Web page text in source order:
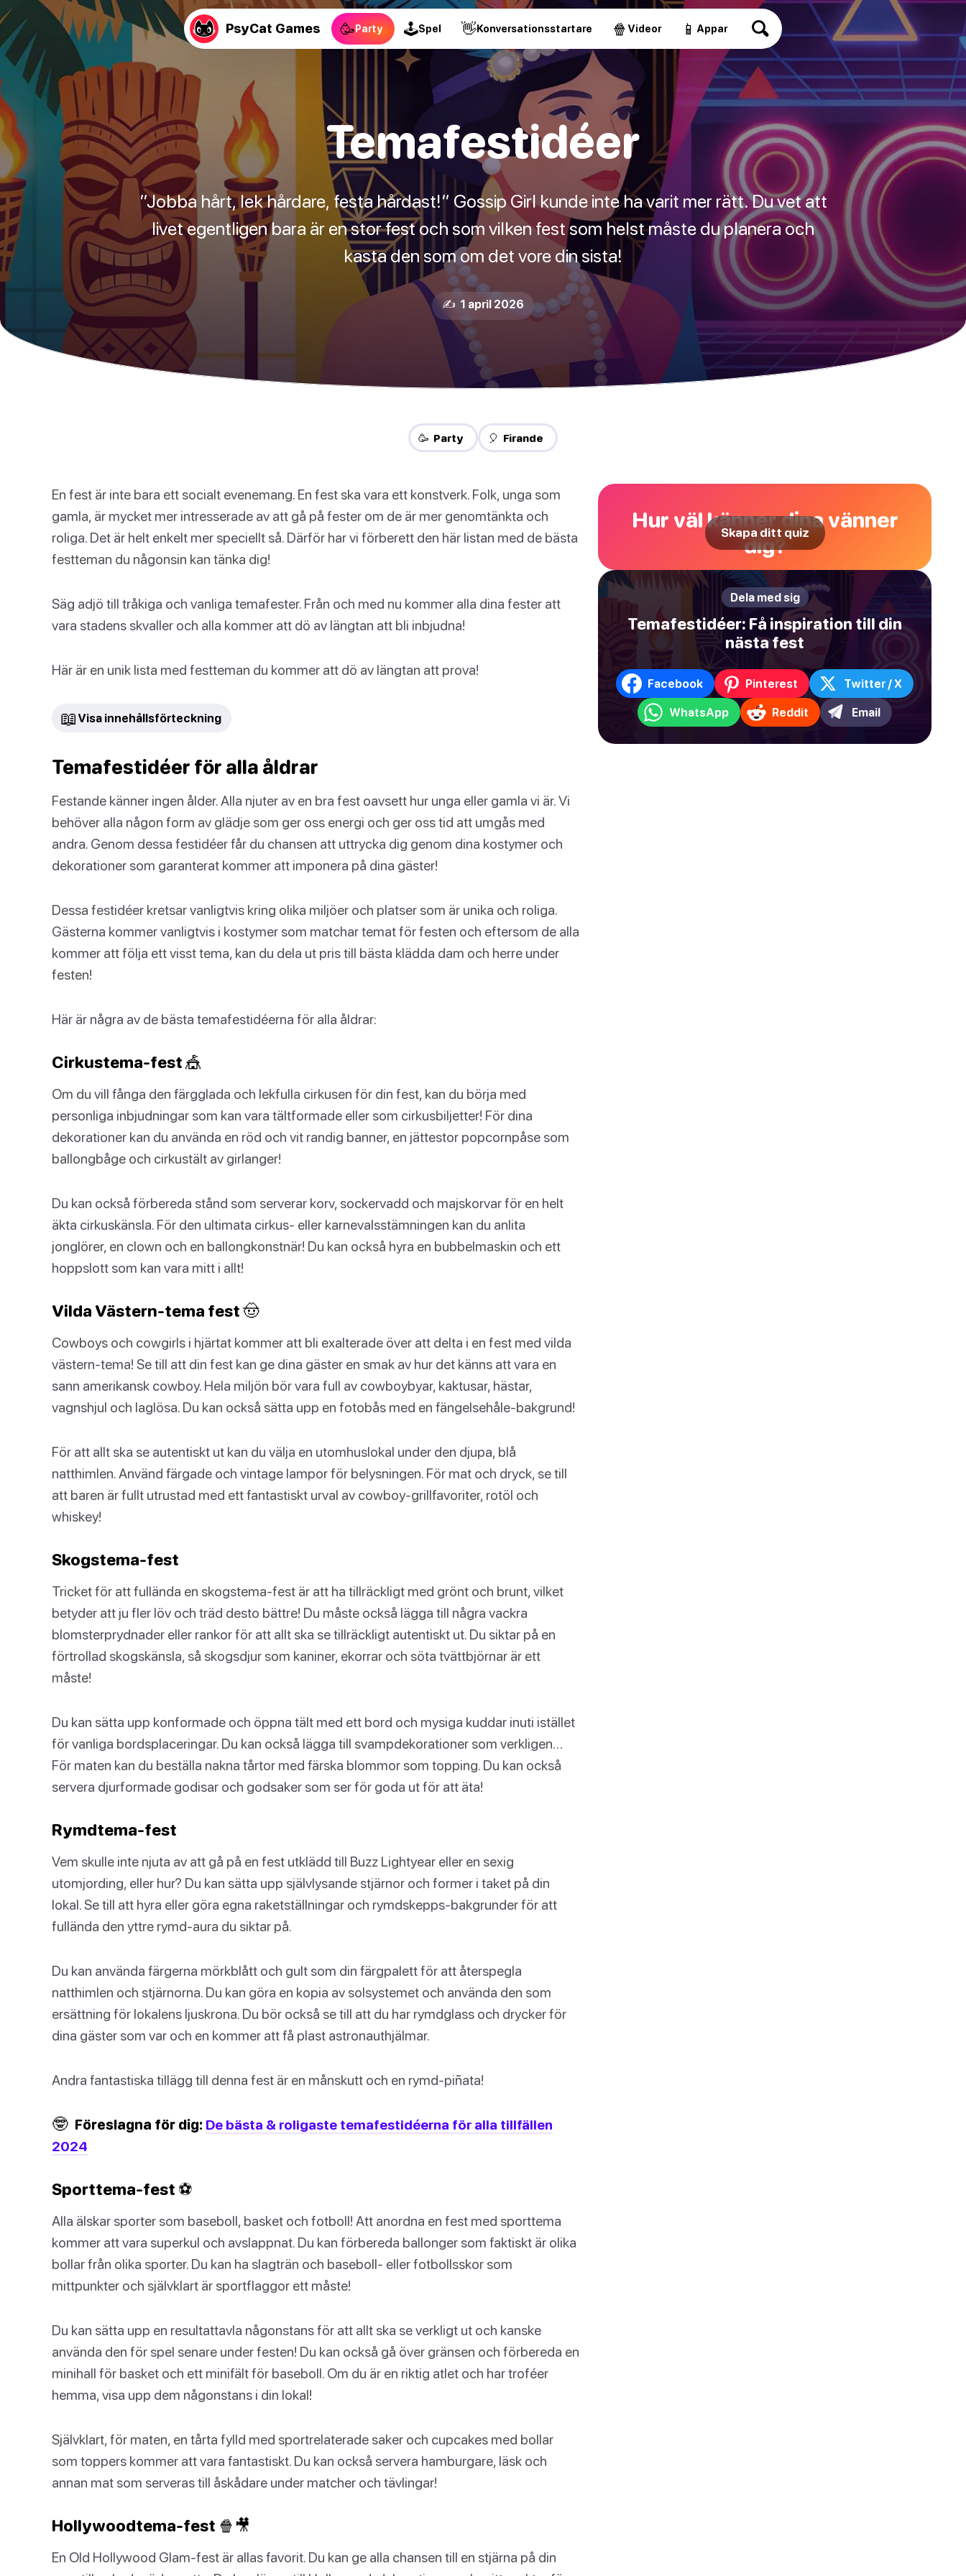
PsyCat Games 🥳Party 🕹Spel 👋Konversationsstartare 🍿 Videor 📱 Appar
Temafestidéer
”Jobba hårt, lek hårdare, festa hårdast!” Gossip Girl kunde inte ha varit mer rätt. Du vet att
livet egentligen bara är en stor fest och som vilken fest som helst måste du planera och
kasta den som om det vore din sista!
✍️ 1 april 2026
🥳 Party 🎈 Firande
En fest är inte bara ett socialt evenemang. En fest ska vara ett konstverk. Folk, unga som
gamla, är mycket mer intresserade av att gå på fester om de är mer genomtänkta och
roliga. Det är helt enkelt mer speciellt så. Därför har vi förberett den här listan med de bästa
festteman du någonsin kan tänka dig!
Säg adjö till tråkiga och vanliga temafester. Från och med nu kommer alla dina fester att
vara stadens skvaller och alla kommer att dö av längtan att bli inbjudna!
Här är en unik lista med festteman du kommer att dö av längtan att prova!
📖 Visa innehållsförteckning
Temafestidéer för alla åldrar
Festande känner ingen ålder. Alla njuter av en bra fest oavsett hur unga eller gamla vi är. Vi
behöver alla någon form av glädje som ger oss energi och ger oss tid att umgås med
andra. Genom dessa festidéer får du chansen att uttrycka dig genom dina kostymer och
dekorationer som garanterat kommer att imponera på dina gäster!
Dessa festidéer kretsar vanligtvis kring olika miljöer och platser som är unika och roliga.
Gästerna kommer vanligtvis i kostymer som matchar temat för festen och eftersom de alla
kommer att följa ett visst tema, kan du dela ut pris till bästa klädda dam och herre under
festen!
Här är några av de bästa temafestidéerna för alla åldrar:
Cirkustema-fest 🎪
Om du vill fånga den färgglada och lekfulla cirkusen för din fest, kan du börja med
personliga inbjudningar som kan vara tältformade eller som cirkusbiljetter! För dina
dekorationer kan du använda en röd och vit randig banner, en jättestor popcornpåse som
ballongbåge och cirkustält av girlanger!
Du kan också förbereda stånd som serverar korv, sockervadd och majskorvar för en helt
äkta cirkuskänsla. För den ultimata cirkus- eller karnevalsstämningen kan du anlita
jonglörer, en clown och en ballongkonstnär! Du kan också hyra en bubbelmaskin och ett
hoppslott som kan vara mitt i allt!
Vilda Västern-tema fest 🤠
Cowboys och cowgirls i hjärtat kommer att bli exalterade över att delta i en fest med vilda
västern-tema! Se till att din fest kan ge dina gäster en smak av hur det känns att vara en
sann amerikansk cowboy. Hela miljön bör vara full av cowboybyar, kaktusar, hästar,
vagnshjul och laglösa. Du kan också sätta upp en fotobås med en fängelsehåle-bakgrund!
För att allt ska se autentiskt ut kan du välja en utomhuslokal under den djupa, blå
natthimlen. Använd färgade och vintage lampor för belysningen. För mat och dryck, se till
att baren är fullt utrustad med ett fantastiskt urval av cowboy-grillfavoriter, rotöl och
whiskey!
Skogstema-fest
Tricket för att fullända en skogstema-fest är att ha tillräckligt med grönt och brunt, vilket
betyder att ju fler löv och träd desto bättre! Du måste också lägga till några vackra
blomsterprydnader eller rankor för att allt ska se tillräckligt autentiskt ut. Du siktar på en
förtrollad skogskänsla, så skogsdjur som kaniner, ekorrar och söta tvättbjörnar är ett
måste!
Du kan sätta upp konformade och öppna tält med ett bord och mysiga kuddar inuti istället
för vanliga bordsplaceringar. Du kan också lägga till svampdekorationer som verkligen…
För maten kan du beställa nakna tårtor med färska blommor som topping. Du kan också
servera djurformade godisar och godsaker som ser för goda ut för att äta!
Rymdtema-fest
Vem skulle inte njuta av att gå på en fest utklädd till Buzz Lightyear eller en sexig
utomjording, eller hur? Du kan sätta upp självlysande stjärnor och former i taket på din
lokal. Se till att hyra eller göra egna raketställningar och rymdskepps-bakgrunder för att
fullända den yttre rymd-aura du siktar på.
Du kan använda färgerna mörkblått och gult som din färgpalett för att återspegla
natthimlen och stjärnorna. Du kan göra en kopia av solsystemet och använda den som
ersättning för lokalens ljuskrona. Du bör också se till att du har rymdglass och drycker för
dina gäster som var och en kommer att få plast astronauthjälmar.
Andra fantastiska tillägg till denna fest är en månskutt och en rymd-piñata!
🤓 Föreslagna för dig: De bästa & roligaste temafestidéerna för alla tillfällen
2024
Sporttema-fest ⚽
Alla älskar sporter som baseboll, basket och fotboll! Att anordna en fest med sporttema
kommer att vara superkul och avslappnat. Du kan förbereda ballonger som faktiskt är olika
bollar från olika sporter. Du kan ha slagträn och baseboll- eller fotbollsskor som
mittpunkter och självklart är sportflaggor ett måste!
Du kan sätta upp en resultattavla någonstans för att allt ska se verkligt ut och kanske
använda den för spel senare under festen! Du kan också gå över gränsen och förbereda en
minihall för basket och ett minifält för baseboll. Om du är en riktig atlet och har troféer
hemma, visa upp dem någonstans i din lokal!
Självklart, för maten, en tårta fylld med sportrelaterade saker och cupcakes med bollar
som toppers kommer att vara fantastiskt. Du kan också servera hamburgare, läsk och
annan mat som serveras till åskådare under matcher och tävlingar!
Hollywoodtema-fest 🍿🎥
En Old Hollywood Glam-fest är allas favorit. Du kan ge alla chansen till en stjärna på din
Hur väl känner dina vänner
dig?
Skapa ditt quiz
Dela med sig
Temafestidéer: Få inspiration till din
nästa fest
Facebook Pinterest Twitter / X
WhatsApp Reddit Email